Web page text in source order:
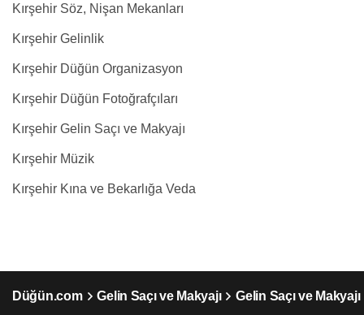
Kırşehir Söz, Nişan Mekanları
Kırşehir Gelinlik
Kırşehir Düğün Organizasyon
Kırşehir Düğün Fotoğrafçıları
Kırşehir Gelin Saçı ve Makyajı
Kırşehir Müzik
Kırşehir Kına ve Bekarlığa Veda
Düğün.com Gelin Saçı ve Makyajı Gelin Saçı ve